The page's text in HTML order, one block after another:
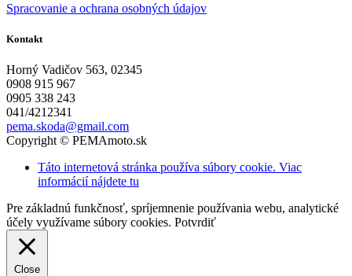
Spracovanie a ochrana osobných údajov
Kontakt
Horný Vadičov 563, 02345
0908 915 967
0905 338 243
041/4212341
pema.skoda@gmail.com
Copyright © PEMAmoto.sk
Táto internetová stránka používa súbory cookie. Viac
informácií nájdete tu
Pre základnú funkčnosť, spríjemnenie používania webu, analytické
účely využívame súbory cookies. Potvrdiť
Close